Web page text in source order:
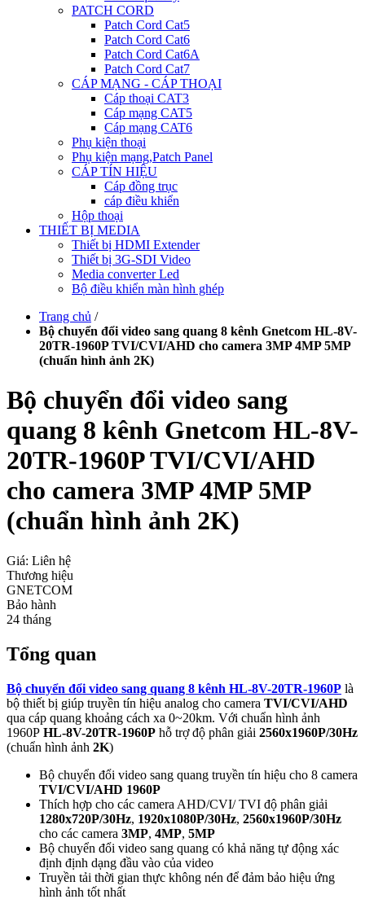
PATCH CORD
Patch Cord Cat5
Patch Cord Cat6
Patch Cord Cat6A
Patch Cord Cat7
CÁP MẠNG - CÁP THOẠI
Cáp thoại CAT3
Cáp mạng CAT5
Cáp mạng CAT6
Phụ kiện thoại
Phụ kiện mạng,Patch Panel
CÁP TÍN HIỆU
Cáp đồng trục
cáp điều khiển
Hộp thoại
THIẾT BỊ MEDIA
Thiết bị HDMI Extender
Thiết bị 3G-SDI Video
Media converter Led
Bộ điều khiển màn hình ghép
Trang chủ /
Bộ chuyển đổi video sang quang 8 kênh Gnetcom HL-8V-
20TR-1960P TVI/CVI/AHD cho camera 3MP 4MP 5MP
(chuẩn hình ảnh 2K)
Bộ chuyển đổi video sang
quang 8 kênh Gnetcom HL-8V-
20TR-1960P TVI/CVI/AHD
cho camera 3MP 4MP 5MP
(chuẩn hình ảnh 2K)
Giá: Liên hệ
Thương hiệu
GNETCOM
Bảo hành
24 tháng
Tổng quan
Bộ chuyển đổi video sang quang 8 kênh HL-8V-20TR-1960P là
bộ thiết bị giúp truyền tín hiệu analog cho camera TVI/CVI/AHD
qua cáp quang khoảng cách xa 0~20km. Với chuẩn hình ảnh
1960P HL-8V-20TR-1960P hỗ trợ độ phân giải 2560x1960P/30Hz
(chuẩn hình ảnh 2K)
Bộ chuyển đổi video sang quang truyền tín hiệu cho 8 camera
TVI/CVI/AHD 1960P
Thích hợp cho các camera AHD/CVI/ TVI độ phân giải
1280x720P/30Hz, 1920x1080P/30Hz, 2560x1960P/30Hz
cho các camera 3MP, 4MP, 5MP
Bộ chuyển đổi video sang quang có khả năng tự động xác
định định dạng đầu vào của video
Truyền tải thời gian thực không nén để đảm bảo hiệu ứng
hình ảnh tốt nhất